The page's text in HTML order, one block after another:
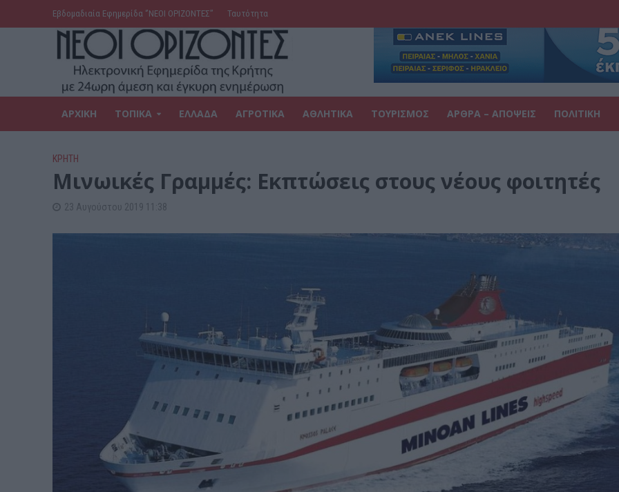
Εβδομαδιαία Εφημερίδα ‘’ΝΕΟΙ ΟΡΙΖΟΝΤΕΣ’’ Ταυτότητα
ΑΡΧΙΚΗ ΤΟΠΙΚΑ ΕΛΛΑΔΑ ΑΓΡΟΤΙΚΑ ΑΘΛΗΤΙΚΑ ΤΟΥΡΙΣΜΟΣ ΑΡΘΡΑ – ΑΠΟΨΕΙΣ ΠΟΛΙΤΙΚΗ
ΚΡΗΤΗ
Μινωικές Γραμμές: Εκπτώσεις στους νέους φοιτητές
23 Αυγούστου 2019 11:38